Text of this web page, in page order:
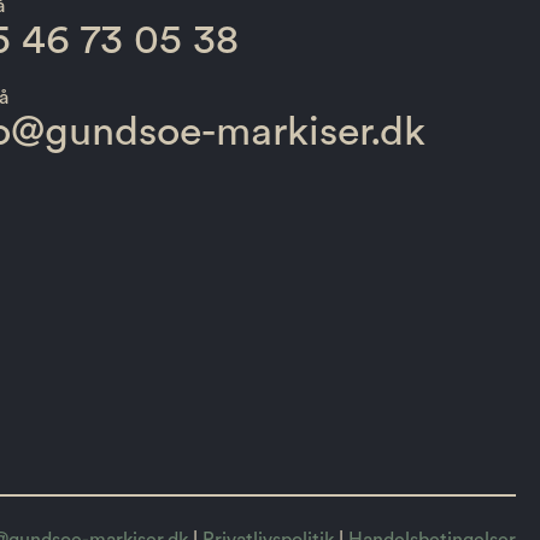
46 73 05 38
markiser.dk